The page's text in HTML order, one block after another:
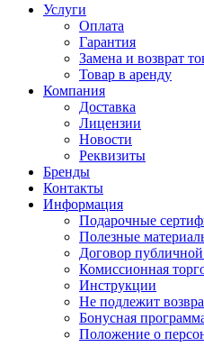
Услуги
Оплата
Гарантия
Замена и возврат
Товар в аренду
Компания
Доставка
Лицензии
Новости
Реквизиты
Бренды
Контакты
Информация
Подарочные
Полезные
Договор
Комиссионная
Инструкции
Не подлежит
Бонусная
Положение о